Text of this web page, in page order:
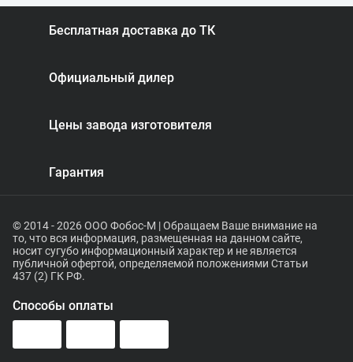
Бесплатная доставка до ТК
Официальный дилер
Цены завода изготовителя
Гарантия
© 2014 - 2026 ООО Фобос-М | Обращаем Ваше внимание на
то, что вся информация, размещенная на данном сайте,
носит сугубо информационный характер и не является
публичной офертой, определяемой положениями Статьи
437 (2) ГК РФ.
Способы оплаты